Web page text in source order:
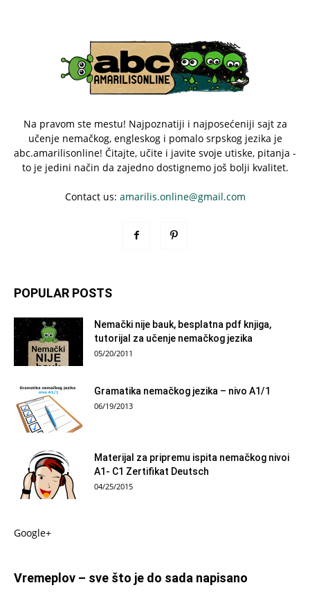
Na pravom ste mestu! Najpoznatiji i najposećeniji sajt za
učenje nemačkog, engleskog i pomalo srpskog jezika je
abc.amarilisonline! Čitajte, učite i javite svoje utiske, pitanja -
to je jedini način da zajedno dostignemo još bolji kvalitet.
Contact us: amarilis.online@gmail.com
POPULAR POSTS
Nemački nije bauk, besplatna pdf knjiga,
tutorijal za učenje nemačkog jezika
05/20/2011
Gramatika nemačkog jezika – nivo A1/1
06/19/2013
Materijal za pripremu ispita nemačkog nivoi
A1- C1 Zertifikat Deutsch
04/25/2015
Google+
Vremeplov – sve što je do sada napisano